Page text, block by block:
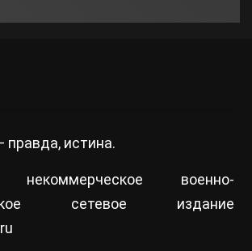
правда, истина.
некоммерческое военно-
сетевое издание